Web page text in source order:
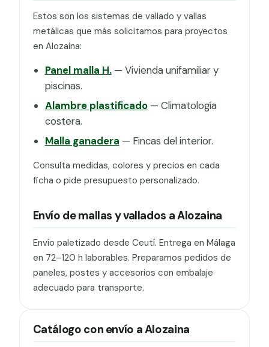
Estos son los sistemas de vallado y vallas
metálicas que más solicitamos para proyectos
en Alozaina:
Panel malla H.— Vivienda unifamiliar y
piscinas.
Alambre plastificado— Climatología
costera.
Malla ganadera — Fincas del interior.
Consulta medidas, colores y precios en cada
ficha o pide presupuesto personalizado.
Envío de mallas y vallados a Alozaina
Envío paletizado desde Ceutí. Entrega en Málaga
en 72–120 h laborables. Preparamos pedidos de
paneles, postes y accesorios con embalaje
adecuado para transporte.
Catálogo con envío a Alozaina